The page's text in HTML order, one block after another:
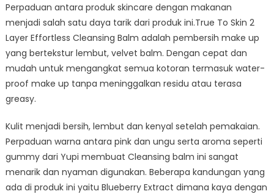
Perpaduan antara produk skincare dengan makanan
menjadi salah satu daya tarik dari produk ini.True To Skin 2
Layer Effortless Cleansing Balm adalah pembersih make up
yang bertekstur lembut, velvet balm. Dengan cepat dan
mudah untuk mengangkat semua kotoran termasuk water-
proof make up tanpa meninggalkan residu atau terasa
greasy.
Kulit menjadi bersih, lembut dan kenyal setelah pemakaian.
Perpaduan warna antara pink dan ungu serta aroma seperti
gummy dari Yupi membuat Cleansing balm ini sangat
menarik dan nyaman digunakan. Beberapa kandungan yang
ada di produk ini yaitu Blueberry Extract dimana kaya dengan